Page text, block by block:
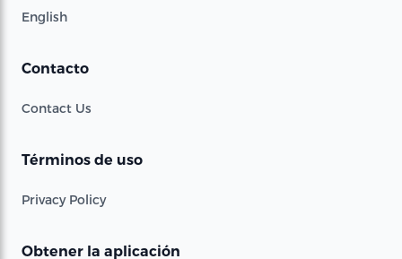
English
Contacto
Contact Us
Términos de uso
Privacy Policy
Obtener la aplicación